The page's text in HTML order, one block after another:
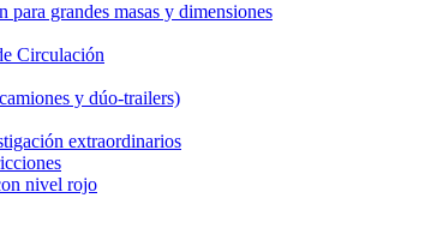
grandes masas y dimensiones
Circulación
y dúo-trailers)
extraordinarios
nivel rojo